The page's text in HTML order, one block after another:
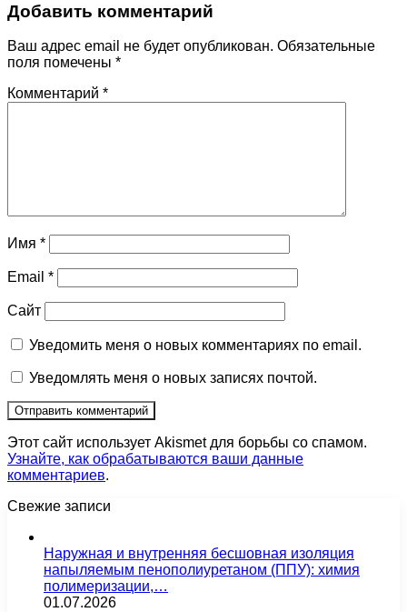
Добавить комментарий
Ваш адрес email не будет опубликован. Обязательные
поля помечены *
Комментарий *
Имя *
Email *
Сайт
Уведомить меня о новых комментариях по email.
Уведомлять меня о новых записях почтой.
Этот сайт использует Akismet для борьбы со спамом.
Узнайте, как обрабатываются ваши данные
комментариев.
Свежие записи
Наружная и внутренняя бесшовная изоляция
напыляемым пенополиуретаном (ППУ): химия
полимеризации,…
01.07.2026